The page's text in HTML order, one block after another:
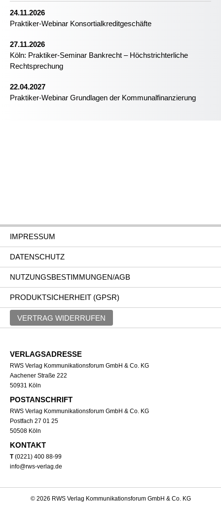
24.11.2026
Praktiker-Webinar Konsortialkreditgeschäfte
27.11.2026
Köln: Praktiker-Seminar Bankrecht – Höchstrichterliche
Rechtsprechung
22.04.2027
Praktiker-Webinar Grundlagen der Kommunalfinanzierung
IMPRESSUM
DATENSCHUTZ
NUTZUNGSBESTIMMUNGEN/AGB
PRODUKTSICHERHEIT (GPSR)
VERTRAG WIDERRUFEN
VERLAGSADRESSE
RWS Verlag Kommunikationsforum GmbH & Co. KG
Aachener Straße 222
50931 Köln
POSTANSCHRIFT
RWS Verlag Kommunikationsforum GmbH & Co. KG
Postfach 27 01 25
50508 Köln
KONTAKT
T(0221) 400 88-99
info@rws-verlag.de
© 2026 RWS Verlag Kommunikationsforum GmbH & Co. KG